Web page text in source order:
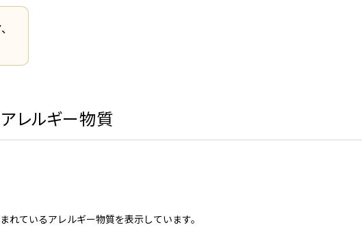
レルギー物質
ているアレルギー物質を表示しています。